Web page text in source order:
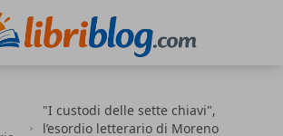
"I custodi delle sette chiavi",
l’esordio letterario di Moreno